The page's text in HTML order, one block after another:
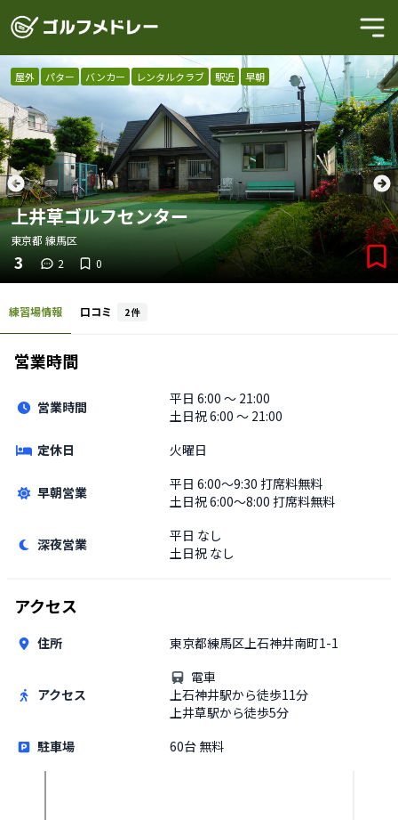
1/7
屋外 パター バンカー レンタルクラブ 駅近 早朝
上井草ゴルフセンター
東京都 練馬区
3 2 0
練習場情報 口コミ 2件
営業時間
営業時間 平日 6:00 〜 21:00
土日祝6:00 〜 21:00
定休日
火曜日
早朝営業 平日 6:00〜9:30 打席料無料
土日祝6:00〜8:00 打席料無料
深夜営業 平日 なし
土日祝 なし
アクセス
住所 東京都練馬区上石神井南町1-1
アクセス
電車
上石神井駅から徒歩11分
上井草駅から徒歩5分
駐車場
60台 無料